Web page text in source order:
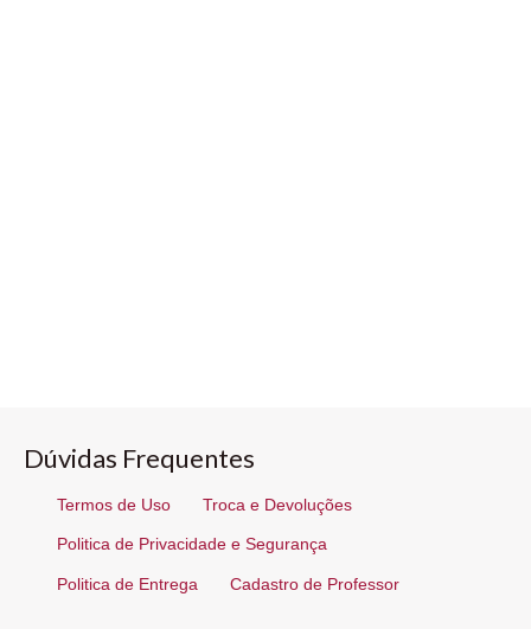
Dúvidas Frequentes
Termos de Uso Troca e Devoluções
Politica de Privacidade e Segurança
Politica de Entrega Cadastro de Professor